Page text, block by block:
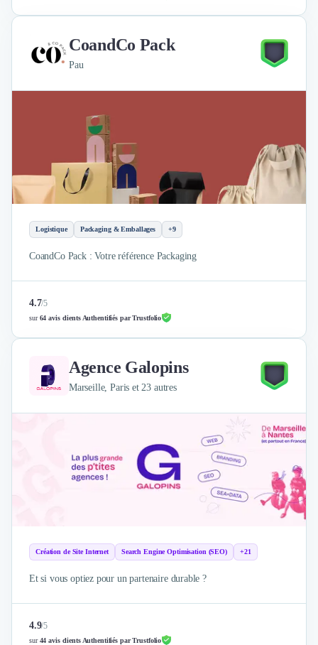
CoandCo Pack
Pau
Logistique Packaging & Emballages +9
CoandCo Pack : Votre référence Packaging
4.7/5
sur64 avis clients Authentifiés par Trustfolio
Agence Galopins
Marseille, Paris et 23 autres
Création de Site Internet Search Engine Optimisation (SEO) +21
Et si vous optiez pour un partenaire durable ?
4.9/5
sur44 avis clients Authentifiés par Trustfolio